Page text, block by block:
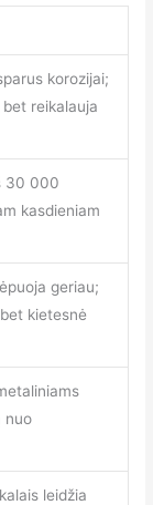
korozijai;
reikalauja
30 000
kasdieniam
geriau;
kietesnė
nuo
leidžia